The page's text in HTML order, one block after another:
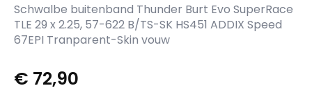
Schwalbe buitenband Thunder Burt Evo SuperRace
TLE 29 x 2.25, 57-622 B/TS-SK HS451 ADDIX Speed
67EPI Tranparent-Skin vouw
€ 72,90